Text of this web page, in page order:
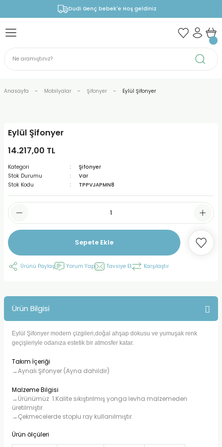
Dudi Genç bebek'e Hoş geldiniz
Anasayfa Mobilyalar Şifonyer Eylül Şifonyer
Eylül Şifonyer
14.217,00 TL
Kategori
Şifonyer
Stok Durumu
Var
Stok Kodu
TPPVJAPMN8
Sepete Ekle
Ürünü Paylaş Yorum Yap Tavsiye Et Karşılaştır
Ürün Bilgisi
Eylül Şifonyer modern çizgileri,doğal ahşap dokusu ve yumuşak renk
geçişleriyle odanıza estetik bir atmosfer katar.
Takım İçeriği
→Aynalı Şifonyer (Ayna dahildir)
Malzeme Bilgisi
→Ürünümüz 1.Kalite sıkıştırılmış yonga levha malzemeden
üretilmiştir.
→Çekmecelerde stoplu ray kullanılmıştır.
Ürün ölçüleri